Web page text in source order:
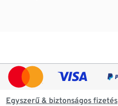
Egyszerű & biztonságos fizetés